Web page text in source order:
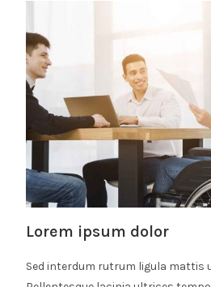
Lorem ipsum dolor
Sed interdum rutrum ligula mattis